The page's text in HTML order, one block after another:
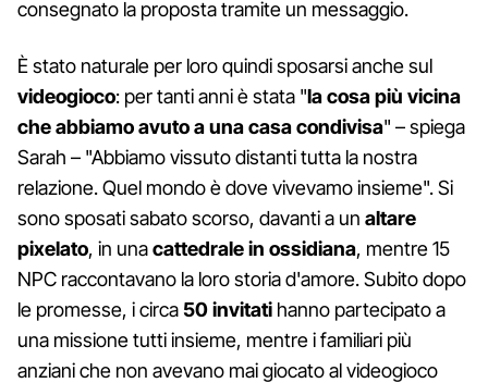
consegnato la proposta tramite un messaggio.
È stato naturale per loro quindi sposarsi anche sul
videogioco: per tanti anni è stata "la cosa più vicina
che abbiamo avuto a una casa condivisa" – spiega
Sarah – "Abbiamo vissuto distanti tutta la nostra
relazione. Quel mondo è dove vivevamo insieme". Si
sono sposati sabato scorso, davanti a un altare
pixelato, in unacattedrale in ossidiana, mentre 15
NPC raccontavano la loro storia d'amore. Subito dopo
le promesse, i circa 50 invitati hanno partecipato a
una missione tutti insieme, mentre i familiari più
anziani che non avevano mai giocato al videogioco